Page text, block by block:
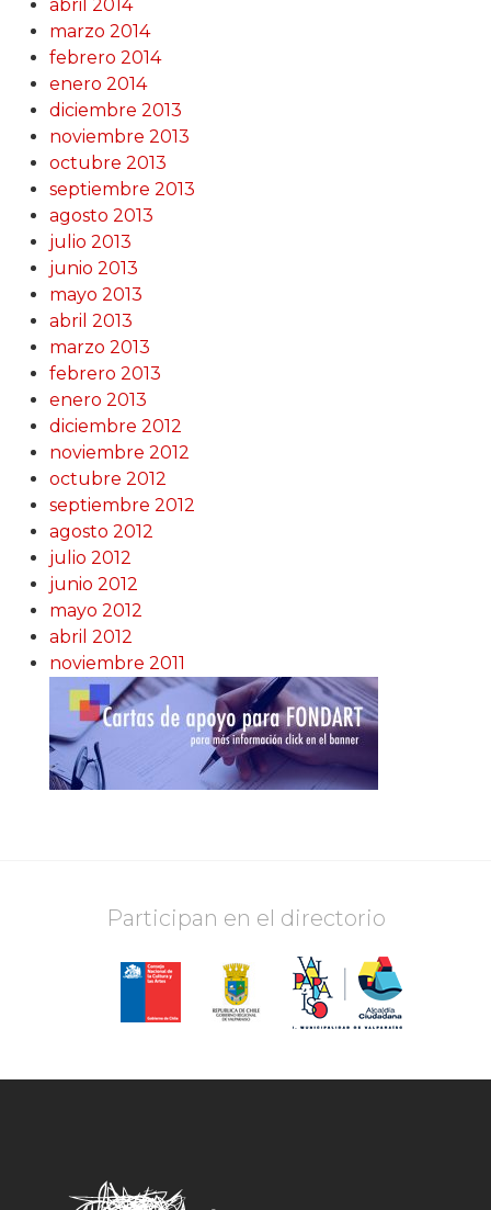
abril 2014
marzo 2014
febrero 2014
enero 2014
diciembre 2013
noviembre 2013
octubre 2013
septiembre 2013
agosto 2013
julio 2013
junio 2013
mayo 2013
abril 2013
marzo 2013
febrero 2013
enero 2013
diciembre 2012
noviembre 2012
octubre 2012
septiembre 2012
agosto 2012
julio 2012
junio 2012
mayo 2012
abril 2012
noviembre 2011
Participan en el directorio